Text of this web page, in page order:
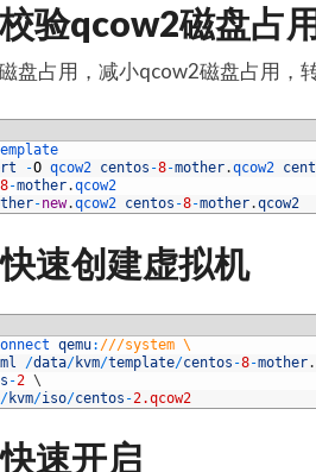
验qcow2磁盘占
盘占用，减小qcow2磁盘占用，
-O qcow2 centos -8-mother.qcow2
8-mother.qcow2
-new.qcow2 centos -8-mother.qcow2
速创建虚拟机
qemu: ///system \
/data/kvm/template/centos -8-mother.
-2 \
/kvm/iso/centos -2.qcow2
速开启